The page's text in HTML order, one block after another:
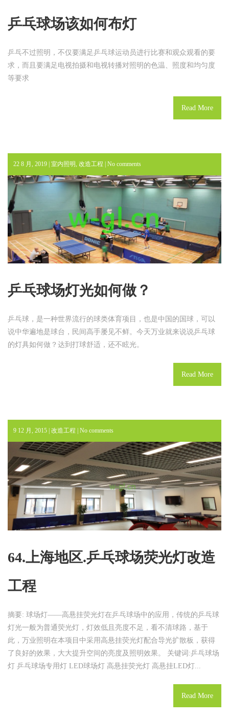
乒乓球场该如何布灯
乒乓不过照明，不仅要满足乒乓球运动员进行比赛和观众观看的要
求，而且要满足电视拍摄和电视转播对照明的色温、照度和均匀度
等要求
Read More
22 8 月, 2019 | 室内照明 改造工程 | No comments
乒乓球场灯光如何做？
乒乓球，是一种世界流行的球类体育项目，也是中国的国球，可以
说中华遍地是球台，民间高手屡见不鲜。今天万业就来说说乒乓球
的灯具如何做？达到打球舒适，还不眩光。
Read More
9 12 月, 2015 | 改造工程 No comments
64.上海地区.乒乓球场荧光灯改造
工程
摘要: 球场灯——高悬挂荧光灯在乒乓球场中的应用，传统的乒乓球
灯光一般为普通荧光灯，灯效低且亮度不足，看不清球路，基于
此，万业照明在本项目中采用高悬挂荧光灯配合导光扩散板，获得
了良好的效果，大大提升空间的亮度及照明效果。 关键词:乒乓球场
灯 乒乓球场专用灯 LED球场灯 高悬挂荧光灯 高悬挂LED灯...
Read More